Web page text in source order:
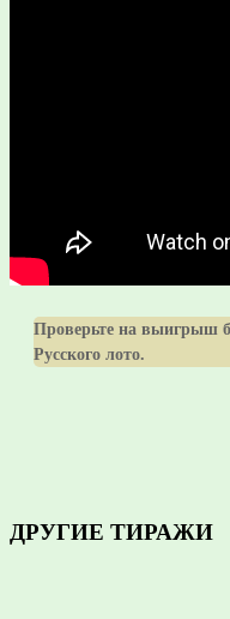
Проверьте на выигрыш
Русского лото.
ДРУГИЕ ТИРАЖИ